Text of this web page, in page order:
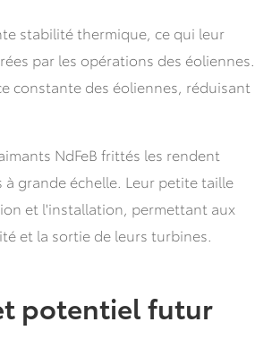
stabilité thermique, ce qui leur
par les opérations des éoliennes.
constante des éoliennes, réduisant
NdFeB frittés les rendent
grande échelle. Leur petite taille
et l'installation, permettant aux
et la sortie de leurs turbines.
potentiel futur